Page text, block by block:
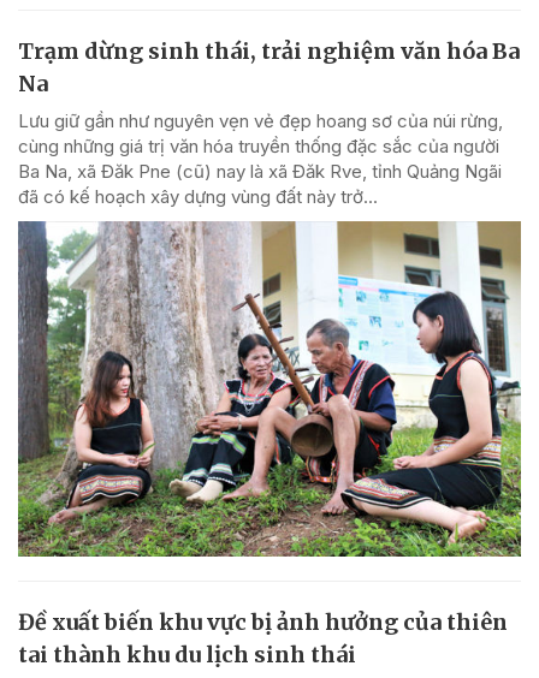
Trạm dừng sinh thái, trải nghiệm văn hóa Ba
Na
Lưu giữ gần như nguyên vẹn vẻ đẹp hoang sơ của núi rừng,
cùng những giá trị văn hóa truyền thống đặc sắc của người
Ba Na, xã Đăk Pne (cũ) nay là xã Đăk Rve, tỉnh Quảng Ngãi
đã có kế hoạch xây dựng vùng đất này trở...
Đề xuất biến khu vực bị ảnh hưởng của thiên
tai thành khu du lịch sinh thái